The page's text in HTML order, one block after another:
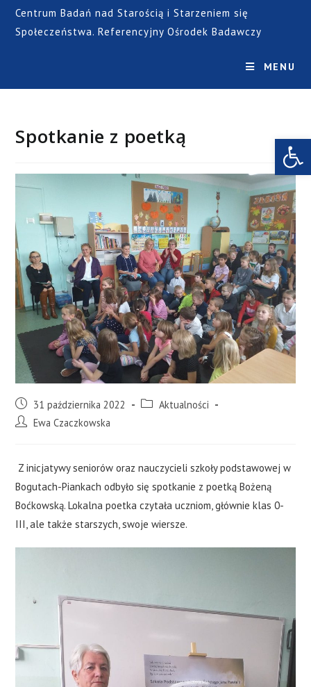
Open toolbar
Centrum Badań nad Starością i Starzeniem się
Społeczeństwa. Referencyjny Ośrodek Badawczy
MENU
Spotkanie z poetką
31 października 2022
Aktualności
Ewa Czaczkowska
Z inicjatywy seniorów oraz nauczycieli szkoły podstawowej w
Bogutach-Piankach odbyło się spotkanie z poetką Bożeną
Boćkowską. Lokalna poetka czytała uczniom, głównie klas 0-
III, ale także starszych, swoje wiersze.